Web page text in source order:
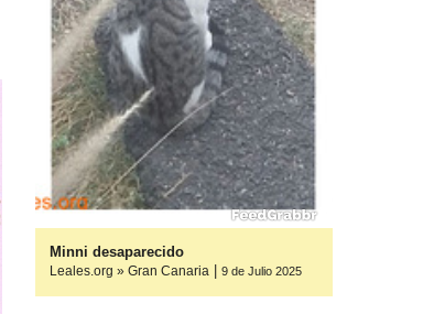
Minni desaparecido
Leales.org » Gran Canaria 9 de Julio 2025